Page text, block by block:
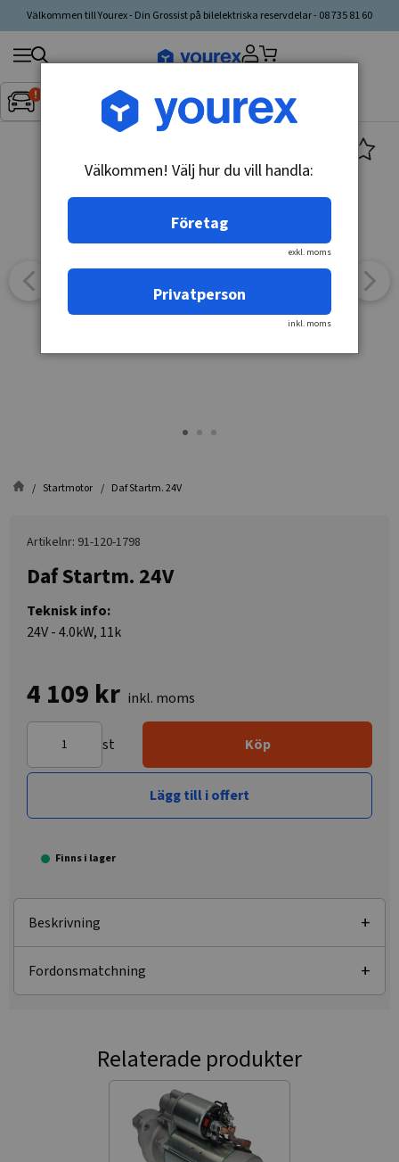
Välkommen till Yourex - Din Grossist på bilelektriska reservdelar - 08 735 81 60
Inget fordon valt▼
Sök
produkt,
tillverkare,
Startmotor Daf Startm. 24V
Artikelnr: 91-120-1798
Daf Startm. 24V
Teknisk info:
24V - 4.0kW, 11k
4 109 kr inkl. moms
st Köp
Lägg till i offert
Finns i lager
Beskrivning
Fordonsmatchning
Relaterade produkter
Välkommen! Välj hur du vill handla:
Företag
exkl. moms
Privatperson
inkl. moms